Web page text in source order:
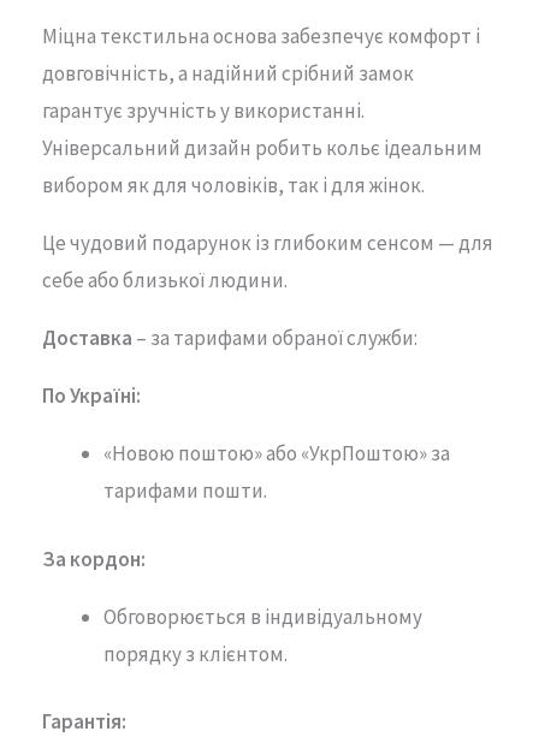
Міцна текстильна основа забезпечує комфорт і
довговічність, а надійний срібний замок
гарантує зручність у використанні.
Універсальний дизайн робить кольє ідеальним
вибором як для чоловіків, так і для жінок.
Це чудовий подарунок із глибоким сенсом — для
себе або близької людини.
Доставка – за тарифами обраної служби:
По Україні:
«Новою поштою» або «УкрПоштою» за
тарифами пошти.
За кордон:
Обговорюється в індивідуальному
порядку з клієнтом.
Гарантія: